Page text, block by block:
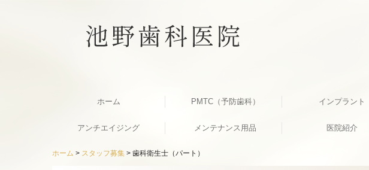
ホーム PMTC（予防歯科） インプラント
アンチエイジング メンテナンス用品 医院紹介
ホーム スタッフ募集 歯科衛生士（パート）